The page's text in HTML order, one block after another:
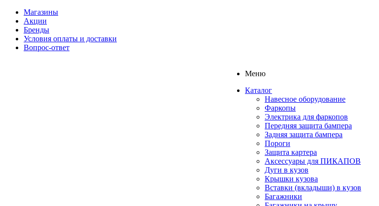
Магазины
Акции
Бренды
Условия оплаты и доставки
Вопрос-ответ
Меню
Каталог
Навесное оборудование
Фаркопы
Электрика для фаркопов
Передняя защита бампера
Задняя защита бампера
Пороги
Защита картера
Аксессуары для ПИКАПОВ
Дуги в кузов
Крышки кузова
Вставки (вкладыши) в кузов
Багажники